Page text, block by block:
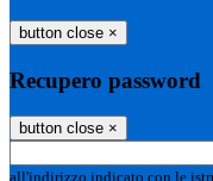
button close ×
Recupero password
button close ×
all'indirizzo indicato con le